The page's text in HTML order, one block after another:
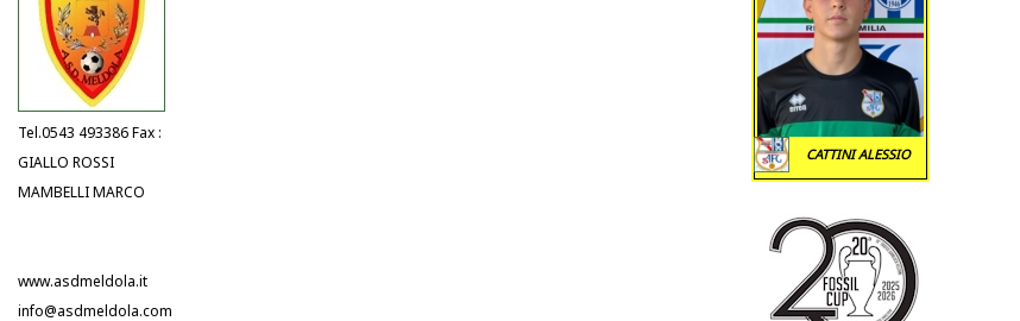
Tel.0543 493386 Fax :
GIALLO ROSSI
MAMBELLI MARCO
www.asdmeldola.it
info@asdmeldola.com
CATTINI ALESSIO